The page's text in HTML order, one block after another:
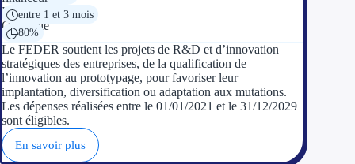
entre 1 et 3 mois
80%
Le FEDER soutient les projets de R&D et d’innovation
stratégiques des entreprises, de la qualification de
l’innovation au prototypage, pour favoriser leur
implantation, diversification ou adaptation aux mutations.
Les dépenses réalisées entre le 01/01/2021 et le 31/12/2029
sont éligibles.
En savoir plus